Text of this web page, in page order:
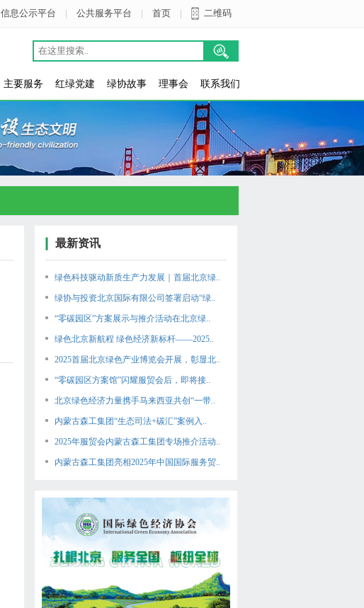
信息公示平台 | 公共服务平台 | 首页 | 二维码
主要服务 红绿党建 绿协故事 理事会 联系我们
最新资讯
绿色科技驱动新质生产力发展｜首届北京绿..
绿协与投资北京国际有限公司签署启动“绿..
“零碳园区”方案展示与推介活动在北京绿..
绿色北京新航程 绿色经济新标杆——2025..
2025首届北京绿色产业博览会开展，彰显北..
“零碳园区方案馆”闪耀服贸会后，即将接..
北京绿色经济力量携手马来西亚共创“一带..
内蒙古森工集团“生态司法+碳汇”案例入..
2025年服贸会内蒙古森工集团专场推介活动..
内蒙古森工集团亮相2025年中国国际服务贸..